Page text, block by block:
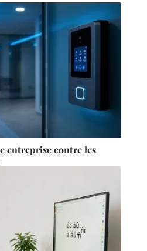
entreprise contre les